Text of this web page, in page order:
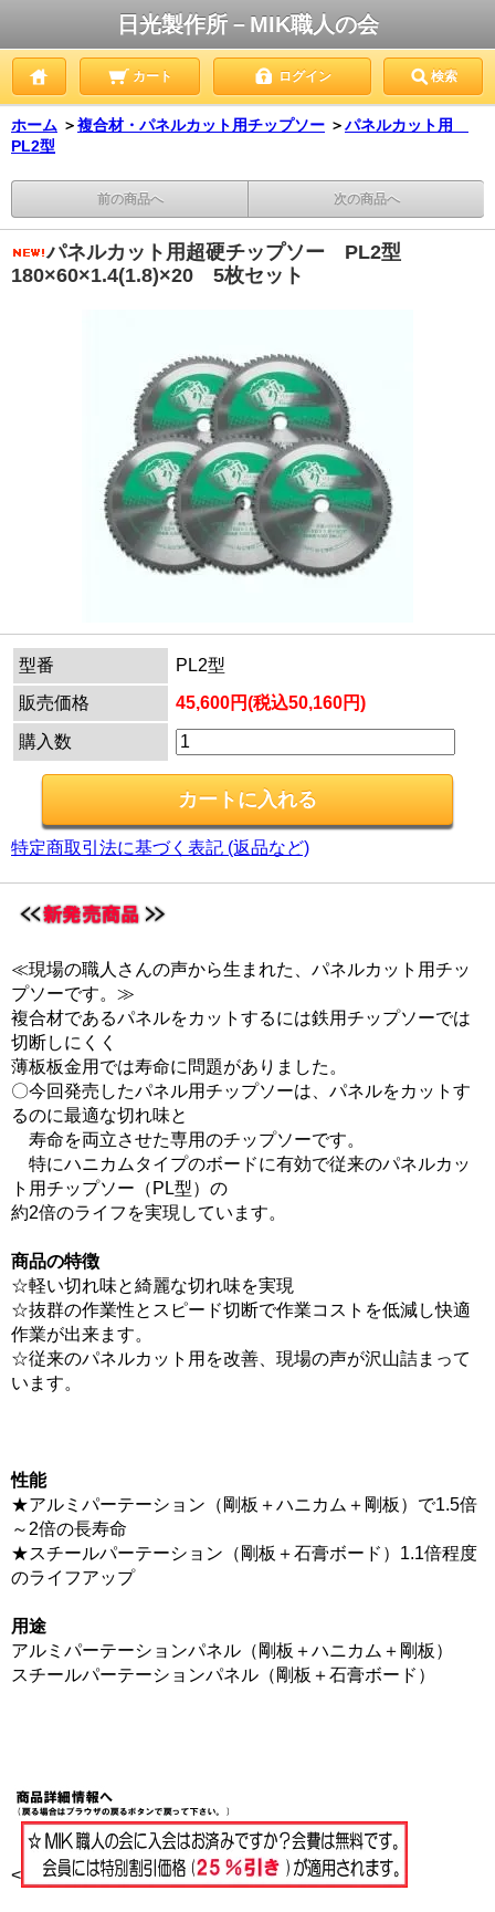
日光製作所－MIK職人の会
カート ログイン 検索
ホーム ＞複合材・パネルカット用チップソー ＞パネルカット用
PL2型
前の商品へ 次の商品へ
パネルカット用超硬チップソー PL2型
180×60×1.4(1.8)×20 5枚セット
型番
PL2型
販売価格
45,600円(税込50,160円)
購入数
特定商取引法に基づく表記 (返品など)
≪現場の職人さんの声から生まれた、パネルカット用チッ
プソーです。≫
複合材であるパネルをカットするには鉄用チップソーでは
切断しにくく
薄板板金用では寿命に問題がありました。
〇今回発売したパネル用チップソーは、パネルをカットす
るのに最適な切れ味と
寿命を両立させた専用のチップソーです。
特にハニカムタイプのボードに有効で従来のパネルカッ
ト用チップソー（PL型）の
約2倍のライフを実現しています。
商品の特徴
☆軽い切れ味と綺麗な切れ味を実現
☆抜群の作業性とスピード切断で作業コストを低減し快適
作業が出来ます。
☆従来のパネルカット用を改善、現場の声が沢山詰まって
います。
性能
★アルミパーテーション（剛板＋ハニカム＋剛板）で1.5倍
～2倍の長寿命
★スチールパーテーション（剛板＋石膏ボード）1.1倍程度
のライフアップ
用途
アルミパーテーションパネル（剛板＋ハニカム＋剛板）
スチールパーテーションパネル（剛板＋石膏ボード）
<